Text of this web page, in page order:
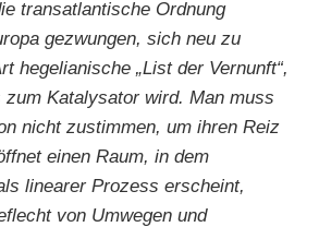
transatlantische Ordnung
gezwungen, sich neu zu
hegelianische „List der Vernunft“,
zum Katalysator wird. Man muss
nicht zustimmen, um ihren Reiz
einen Raum, in dem
linearer Prozess erscheint,
von Umwegen und